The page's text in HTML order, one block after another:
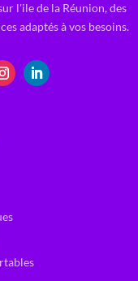
l'ile de la Réunion, des
adaptés à vos besoins.